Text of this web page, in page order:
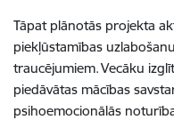
Tāpat plānotās projekta
piekļūstamības
traucējumiem. Vecāku
piedāvātas mācības
psihoemocionālās